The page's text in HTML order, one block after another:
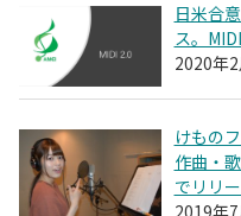
日米合
ス。
2020年
けもの
作曲・
でリリ